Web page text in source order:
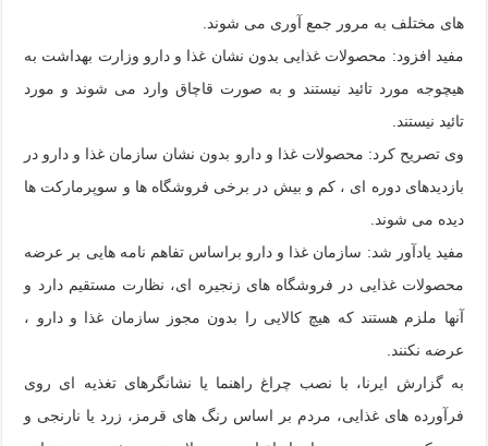
های مختلف به مرور جمع آوری می شوند.
مفید افزود: محصولات غذایی بدون نشان غذا و دارو وزارت بهداشت به
هیچوجه مورد تائید نیستند و به صورت قاچاق وارد می شوند و مورد
تائید نیستند.
وی تصریح کرد: محصولات غذا و دارو بدون نشان سازمان غذا و دارو در
بازدیدهای دوره ای ، کم و بیش در برخی فروشگاه ها و سوپرمارکت ها
دیده می شوند.
مفید یادآور شد: سازمان غذا و دارو براساس تفاهم نامه هایی بر عرضه
محصولات غذایی در فروشگاه های زنجیره ای، نظارت مستقیم دارد و
آنها ملزم هستند که هیچ کالایی را بدون مجوز سازمان غذا و دارو ،
عرضه نکنند.
به گزارش ایرنا، با نصب چراغ راهنما یا نشانگرهای تغذیه ای روی
فرآورده های غذایی، مردم بر اساس رنگ های قرمز، زرد یا نارنجی و